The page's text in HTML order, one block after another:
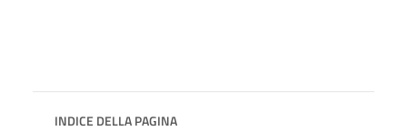
INDICE DELLA PAGINA